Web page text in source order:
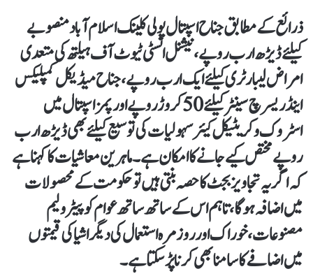
ذرائع کے مطابق جناح اسپتال پولی کلینک اسلام آباد منصوبے
کیلئے ڈیڑھ ارب روپے، نیشنل انسٹی ٹیوٹ آف ہیلتھ کی متعدی
امراض لیبارٹری کیلئے ایک ارب روپے، جناح میڈیکل کمپلیکس
اینڈ ریسرچ سینٹر کیلئے 50 کروڑ روپے اور پمز اسپتال میں
اسٹروک و کریٹیکل کیئر سہولیات کی توسیع کیلئے بھی ڈیڑھ ارب
روپے مختص کیے جانے کا امکان ہے۔ماہرین معاشیات کا کہنا ہے
کہ اگر یہ تجاویز بجٹ کا حصہ بنتی ہیں تو حکومت کے محصولات
میں اضافہ ہوگا، تاہم اس کے ساتھ ساتھ عوام کو پیٹرولیم
مصنوعات، خوراک اور روزمرہ استعمال کی دیگر اشیا کی قیمتوں
میں اضافے کا سامنا بھی کرنا پڑ سکتا ہے۔